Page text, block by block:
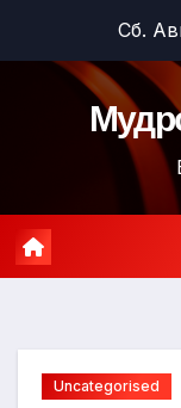
содержимому
Сб.
Uncategorised